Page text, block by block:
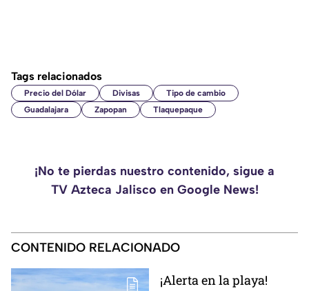
Tags relacionados
Precio del Dólar Divisas
Tipo de cambio
Guadalajara
Zapopan Tlaquepaque
¡No te pierdas nuestro contenido, sigue a
TV Azteca Jalisco en Google News!
CONTENIDO RELACIONADO
¡Alerta en la playa!